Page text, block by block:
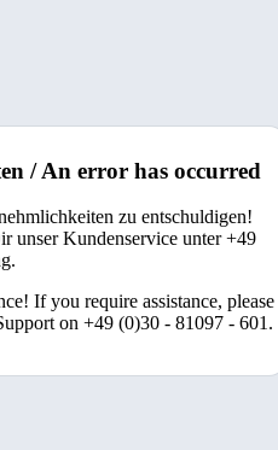
/ An error has occurred
zu entschuldigen!
unser Kundenservice unter +49
If you require assistance, please
on +49 (0)30 - 81097 - 601.